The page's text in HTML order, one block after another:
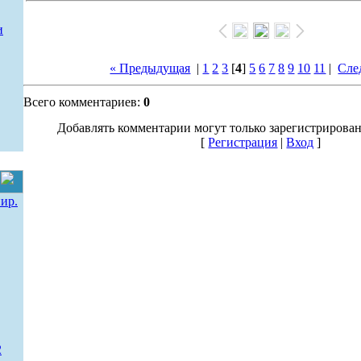
« Предыдущая | 1 2 3 [4] 5 6 7 8 9 10 11 |
Всего комментариев: 0
Добавлять комментарии могут только
[Регистрация |Вход ]